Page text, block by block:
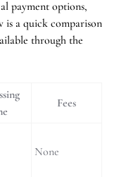
payment options,
is a quick comparison
through the
Fees
None